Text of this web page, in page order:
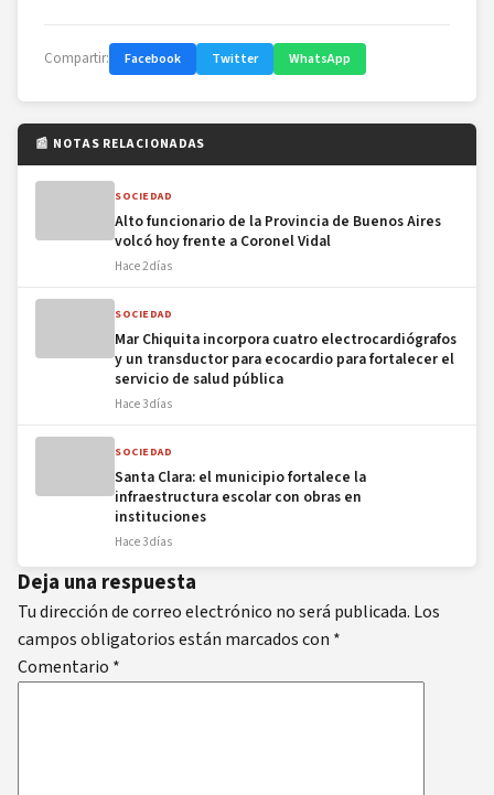
Compartir: Facebook Twitter WhatsApp
📰 NOTAS RELACIONADAS
SOCIEDAD
Alto funcionario de la Provincia de Buenos Aires
volcó hoy frente a Coronel Vidal
Hace 2 días
SOCIEDAD
Mar Chiquita incorpora cuatro electrocardiógrafos
y un transductor para ecocardio para fortalecer el
servicio de salud pública
Hace 3 días
SOCIEDAD
Santa Clara: el municipio fortalece la
infraestructura escolar con obras en
instituciones
Hace 3 días
Deja una respuesta
Tu dirección de correo electrónico no será publicada. Los
campos obligatorios están marcados con *
Comentario *